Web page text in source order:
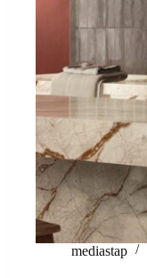
mediastap